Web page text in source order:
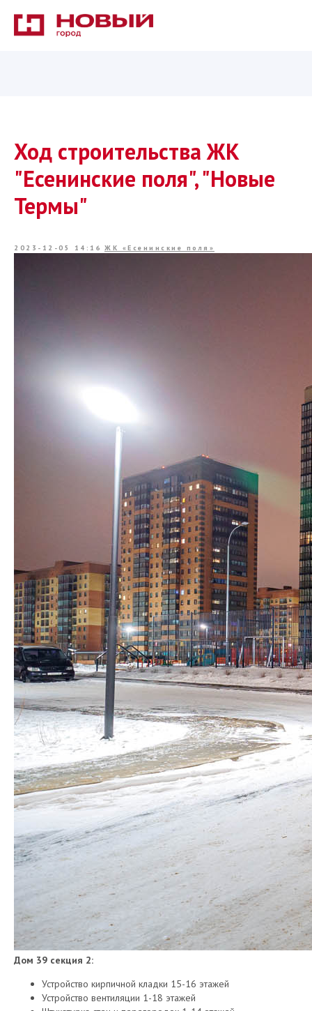
Ход строительства ЖК
"Есенинские поля", "Новые
Термы"
2023-12-05 14:16 ЖК «Есенинские поля»
Дом 39 секция 2:
Устройство кирпичной кладки 15-16 этажей
Устройство вентиляции 1-18 этажей